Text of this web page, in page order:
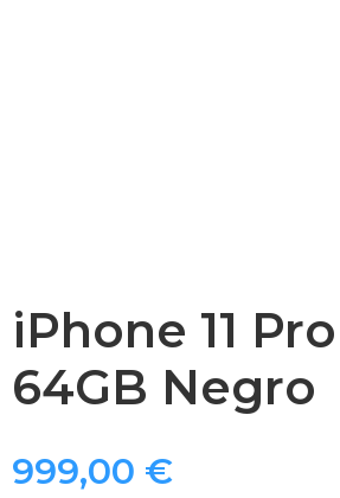
iPhone 11
64GB Negro
999,00 €